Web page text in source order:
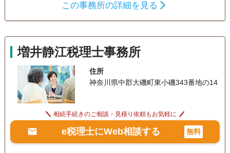
この事務所の詳細を見る
増井静江税理士事務所
住所
神奈川県中郡大磯町東小磯343番地の14
相続手続きのご相談・見積り依頼もお気軽に
e税理士にWeb相談する 無料